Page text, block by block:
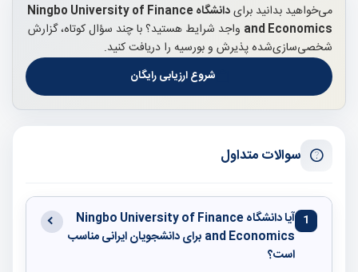
می‌خواهید بدانید برای
دانشگاه Ningbo University of Finance
and Economics واجد شرایط هستید؟ با چند سؤال کوتاه، گزارش
شخصی‌سازی‌شده پذیرش و بورسیه را دریافت کنید.
شروع ارزیابی رایگان
سوالات متداول
1
آیا دانشگاه Ningbo University of Finance
and Economics برای دانشجویان ایرانی مناسب
است؟